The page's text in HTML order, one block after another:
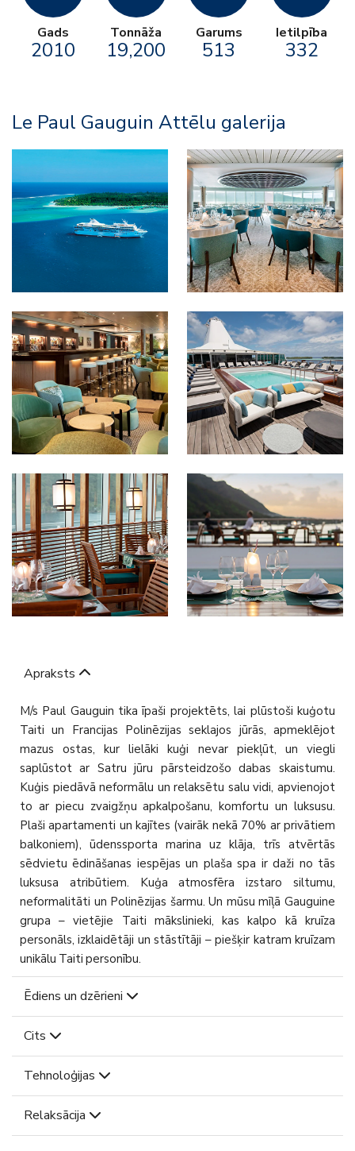
Gads
2010
Tonnāža
19,200
Garums
513
Ietilpība
332
Le Paul Gauguin Attēlu galerija
Apraksts
M/s Paul Gauguin tika īpaši projektēts, lai plūstoši kuģotu
Taiti un Francijas Polinēzijas seklajos jūrās, apmeklējot
mazus ostas, kur lielāki kuģi nevar piekļūt, un viegli
saplūstot ar Satru jūru pārsteidzošo dabas skaistumu.
Kuģis piedāvā neformālu un relaksētu salu vidi, apvienojot
to ar piecu zvaigžņu apkalpošanu, komfortu un luksusu.
Plaši apartamenti un kajītes (vairāk nekā 70% ar privātiem
balkoniem), ūdenssporta marina uz klāja, trīs atvērtās
sēdvietu ēdināšanas iespējas un plaša spa ir daži no tās
luksusa atribūtiem. Kuģa atmosfēra izstaro siltumu,
neformalitāti un Polinēzijas šarmu. Un mūsu mīļā Gauguine
grupa – vietējie Taiti mākslinieki, kas kalpo kā kruīza
personāls, izklaidētāji un stāstītāji – piešķir katram kruīzam
unikālu Taiti personību.
Ēdiens un dzērieni
Cits
Tehnoloģijas
Relaksācija